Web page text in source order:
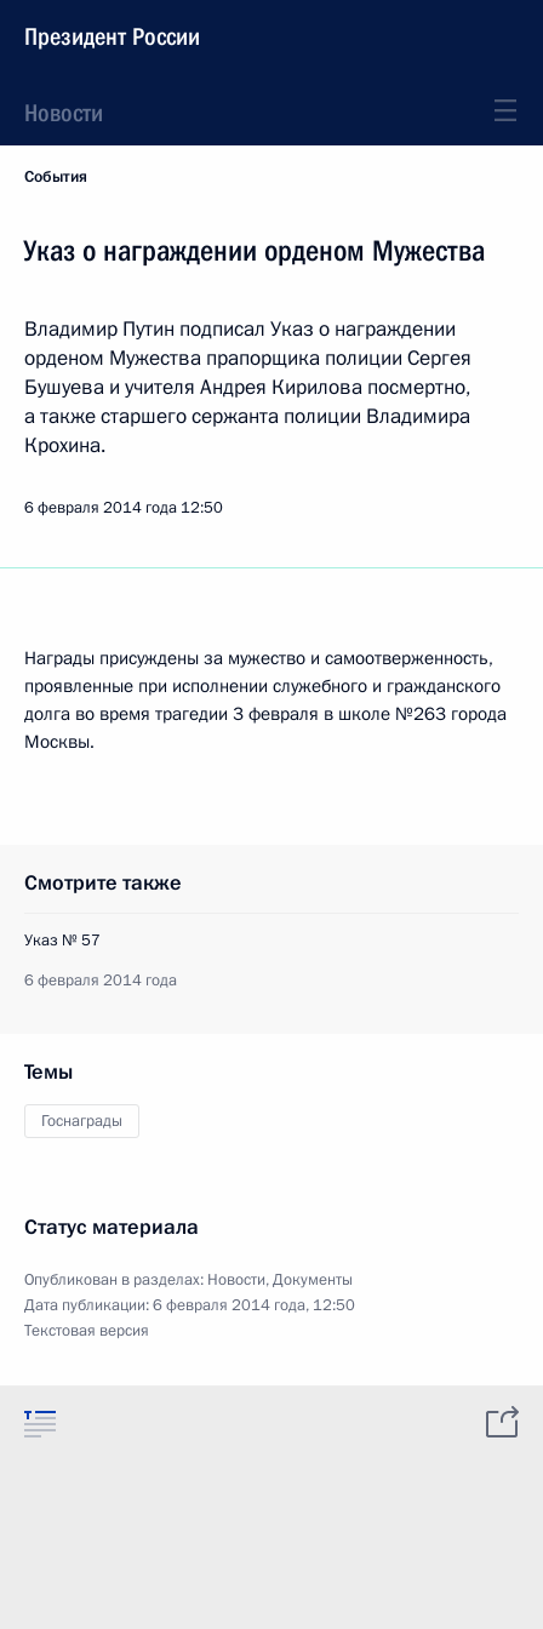
Президент России
Новости
События
Указ о награждении орденом Мужества
Владимир Путин подписал Указ о награждении
орденом Мужества прапорщика полиции Сергея
Бушуева и учителя Андрея Кирилова посмертно,
а также старшего сержанта полиции Владимира
Крохина.
6 февраля 2014 года 12:50
Награды присуждены за мужество и самоотверженность,
проявленные при исполнении служебного и гражданского
долга во время трагедии 3 февраля в школе №263 города
Москвы.
Смотрите также
Указ № 57
6 февраля 2014 года
Темы
Госнаграды
Статус материала
Опубликован в разделах: Новости,Документы
Дата публикации:6 февраля 2014 года, 12:50
Текстовая версия